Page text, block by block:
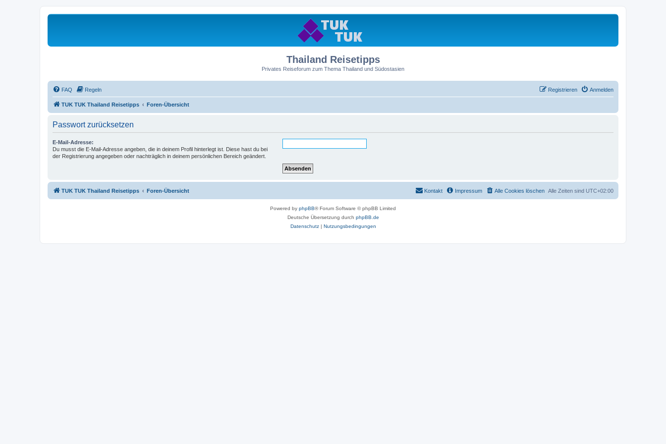
Thailand Reisetipps
Privates Reiseforum zum Thema Thailand und Südostasien
FAQ Regeln Anmelden
Registrieren
TUK TUK Thailand Reisetipps Foren-Übersicht
Passwort zurücksetzen
E-Mail-Adresse:
Du musst die E-Mail-Adresse angeben, die in deinem Profil hinterlegt ist. Diese hast du bei
der Registrierung angegeben oder nachträglich in deinem persönlichen Bereich geändert.
TUK TUK Thailand Reisetipps Foren-Übersicht Alle Zeiten sind UTC+02:00
Alle Cookies löschen
Impressum
Kontakt
Powered by phpBB® Forum Software © phpBB Limited
Deutsche Übersetzung durch phpBB.de
Datenschutz| Nutzungsbedingungen